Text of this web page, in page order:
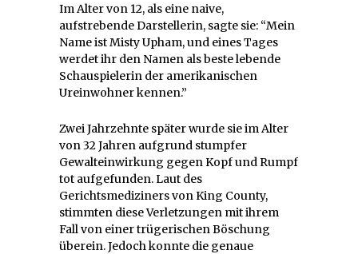
Im Alter von 12, als eine naive,
aufstrebende Darstellerin, sagte sie: “Mein
Name ist Misty Upham, und eines Tages
werdet ihr den Namen als beste lebende
Schauspielerin der amerikanischen
Ureinwohner kennen.”
Zwei Jahrzehnte später wurde sie im Alter
von 32 Jahren aufgrund stumpfer
Gewalteinwirkung gegen Kopf und Rumpf
tot aufgefunden. Laut des
Gerichtsmediziners von King County,
stimmten diese Verletzungen mit ihrem
Fall von einer trügerischen Böschung
überein. Jedoch konnte die genaue